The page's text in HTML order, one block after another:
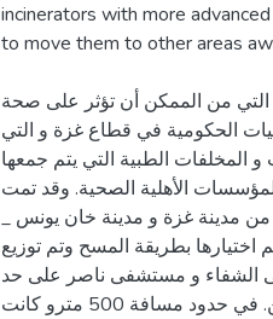
incinerators with more
التي من الممكن أن تؤثر على صحة
الحكومية في قطاع غزة و التي
المخلفات الطبية التي يتم جمعها
الأهلية الصحية. وقد تمت
ميلادية في كل من مدينة غزة و مدينة خان يونس _
غزة. كان حجم العينة بيتا"126 وتم اختيارها بطريقة المسح وتم توزيع
الشفاء و مستشفى ناصر على حد
سواء و من كل الاتجاهات المحيطة بالمستشفيين. في حدود مسافة 500 مترو كانت